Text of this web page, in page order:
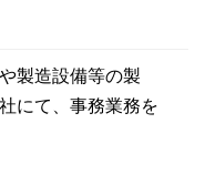
製造設備等の製
にて、事務業務を